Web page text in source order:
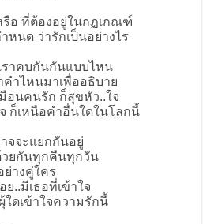
รือ ที่ต้องอยู่ในกฏเกณฑ์
หนด ว่ารักเป็นอย่างไร
ราคบกันกันแบบไหน
ำไหนมาเพื่ออธิบาย
อนคนรัก ก็สุขหัว..ใจ
จ ก็เหนือคำอื่นใดในโลกนี้
าจจะแยกกันอยู่
ยกันทุกคืนทุกวัน
ย่างคู่ใคร
ย..มีเธอที่เข้าใจ
ใดเข้าใจความรักนี้